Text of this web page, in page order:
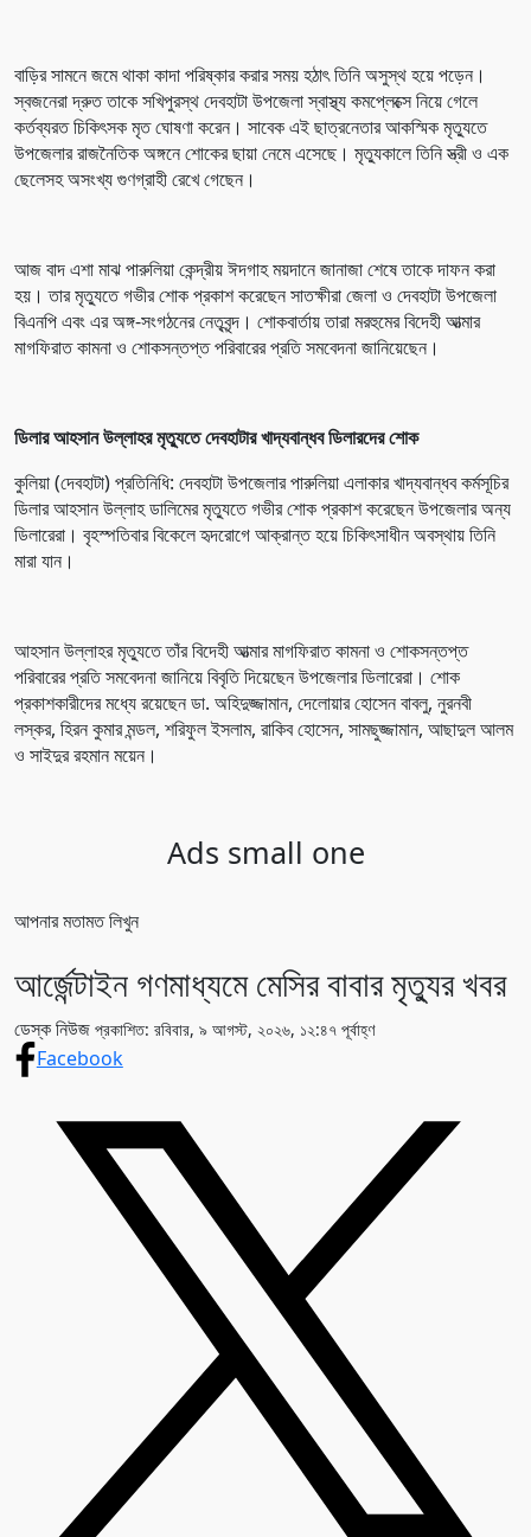
বাড়ির সামনে জমে থাকা কাদা পরিষ্কার করার সময় হঠাৎ তিনি অসুস্থ হয়ে পড়েন।
স্বজনেরা দ্রুত তাকে সখিপুরস্থ দেবহাটা উপজেলা স্বাস্থ্য কমপ্লেক্সে নিয়ে গেলে
কর্তব্যরত চিকিৎসক মৃত ঘোষণা করেন। সাবেক এই ছাত্রনেতার আকস্মিক মৃত্যুতে
উপজেলার রাজনৈতিক অঙ্গনে শোকের ছায়া নেমে এসেছে। মৃত্যুকালে তিনি স্ত্রী ও এক
ছেলেসহ অসংখ্য গুণগ্রাহী রেখে গেছেন।
আজ বাদ এশা মাঝ পারুলিয়া কেন্দ্রীয় ঈদগাহ ময়দানে জানাজা শেষে তাকে দাফন করা
হয়। তার মৃত্যুতে গভীর শোক প্রকাশ করেছেন সাতক্ষীরা জেলা ও দেবহাটা উপজেলা
বিএনপি এবং এর অঙ্গ-সংগঠনের নেতৃবৃন্দ। শোকবার্তায় তারা মরহুমের বিদেহী আত্মার
মাগফিরাত কামনা ও শোকসন্তপ্ত পরিবারের প্রতি সমবেদনা জানিয়েছেন।
ডিলার আহসান উল্লাহর মৃত্যুতে দেবহাটার খাদ্যবান্ধব ডিলারদের শোক
কুলিয়া (দেবহাটা) প্রতিনিধি: দেবহাটা উপজেলার পারুলিয়া এলাকার খাদ্যবান্ধব কর্মসূচির
ডিলার আহসান উল্লাহ ডালিমের মৃত্যুতে গভীর শোক প্রকাশ করেছেন উপজেলার অন্য
ডিলারেরা। বৃহস্পতিবার বিকেলে হৃদরোগে আক্রান্ত হয়ে চিকিৎসাধীন অবস্থায় তিনি
মারা যান।
আহসান উল্লাহর মৃত্যুতে তাঁর বিদেহী আত্মার মাগফিরাত কামনা ও শোকসন্তপ্ত
পরিবারের প্রতি সমবেদনা জানিয়ে বিবৃতি দিয়েছেন উপজেলার ডিলারেরা। শোক
প্রকাশকারীদের মধ্যে রয়েছেন ডা. অহিদুজ্জামান, দেলোয়ার হোসেন বাবলু, নুরনবী
লস্কর, হিরন কুমার মন্ডল, শরিফুল ইসলাম, রাকিব হোসেন, সামছুজ্জামান, আছাদুল আলম
ও সাইদুর রহমান ময়েন।
Ads small one
আপনার মতামত লিখুন
আর্জেন্টাইন গণমাধ্যমে মেসির বাবার মৃত্যুর খবর
ডেস্ক নিউজ প্রকাশিত: রবিবার, ৯ আগস্ট, ২০২৬, ১২:৪৭ পূর্বাহ্ণ
Facebook